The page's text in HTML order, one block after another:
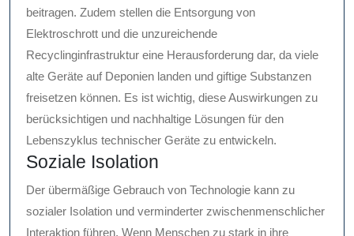
beitragen. Zudem stellen die Entsorgung von
Elektroschrott und die unzureichende
Recyclinginfrastruktur eine Herausforderung dar, da viele
alte Geräte auf Deponien landen und giftige Substanzen
freisetzen können. Es ist wichtig, diese Auswirkungen zu
berücksichtigen und nachhaltige Lösungen für den
Lebenszyklus technischer Geräte zu entwickeln.
Soziale Isolation
Der übermäßige Gebrauch von Technologie kann zu
sozialer Isolation und verminderter zwischenmenschlicher
Interaktion führen. Wenn Menschen zu stark in ihre